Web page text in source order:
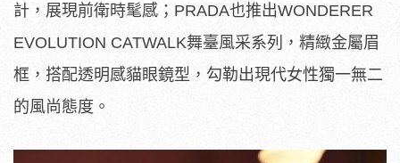
計，展現前衛時髦感；PRADA也推出WONDERER
EVOLUTION CATWALK舞臺風采系列，精緻金屬眉
框，搭配透明感貓眼鏡型，勾勒出現代女性獨一無二
的風尚態度。